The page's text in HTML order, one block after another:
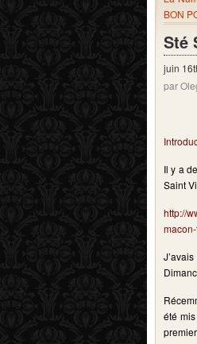
BON
Sté
juin
par
Il y a
Saint
http://
été